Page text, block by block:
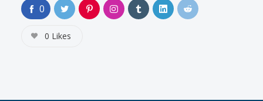
0
0 Likes